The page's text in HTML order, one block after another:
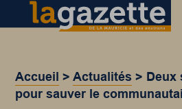
Accueil >Actualités > Deux
pour sauver le